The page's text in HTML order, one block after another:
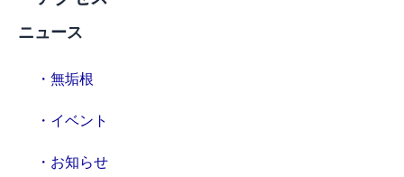
ニュース
・無垢根
・イベント
・お知らせ